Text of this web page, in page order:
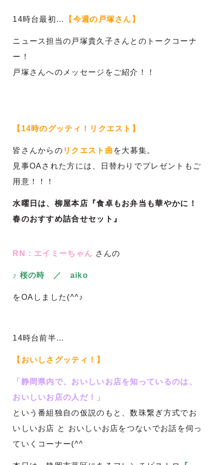
14時台最初… 【今週の戸塚さん】
ニュース担当の戸塚貴久子さんとのトークコーナ
ー！
戸塚さんへのメッセージをご紹介！！
【14時のグッティ！リクエスト】
皆さんからの リクエスト曲 を大募集。
見事OAされた方には、日替わりでプレゼントもご
用意！！！
水曜日は、柳屋本店『食卓もお弁当も華やかに！
春のおすすめ詰合せセット』
RN：エイミーちゃん さんの
♪ 桜の時 ／ aiko
をOAしました(^^♪
14時台前半…
【おいしさグッティ！】
「静岡県内で、おいしいお店を知っているのは、
おいしいお店の人だ！」
という番組独自の仮説のもと、数珠繋ぎ方式でお
いしいお店 と おいしいお店をつないでお話を伺っ
ていくコーナー(^^ゞ